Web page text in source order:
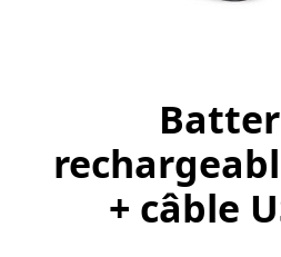
+ câble